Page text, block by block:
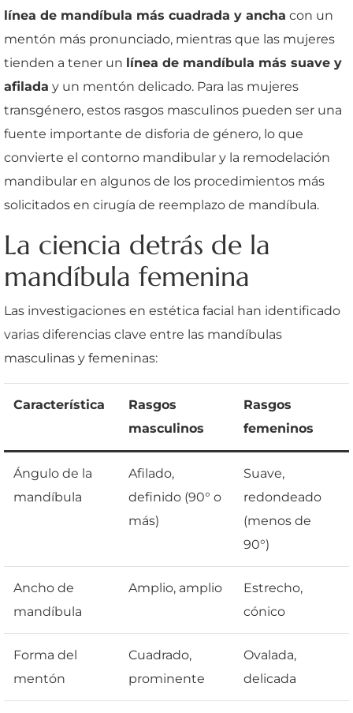
línea de mandíbula más cuadrada y ancha con un
mentón más pronunciado, mientras que las mujeres
tienden a tener un línea de mandíbula más suave y
afilada y un mentón delicado. Para las mujeres
transgénero, estos rasgos masculinos pueden ser una
fuente importante de disforia de género, lo que
convierte el contorno mandibular y la remodelación
mandibular en algunos de los procedimientos más
solicitados en cirugía de reemplazo de mandíbula.
La ciencia detrás de la
mandíbula femenina
Las investigaciones en estética facial han identificado
varias diferencias clave entre las mandíbulas
masculinas y femeninas:
Característica
Rasgos
masculinos
Rasgos
femeninos
Ángulo de la
mandíbula
Afilado,
definido (90° o
más)
Suave,
redondeado
(menos de
90°)
Ancho de
mandíbula
Amplio, amplio
Estrecho,
cónico
Forma del
mentón
Cuadrado,
prominente
Ovalada,
delicada